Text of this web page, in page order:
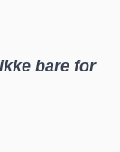
bare for